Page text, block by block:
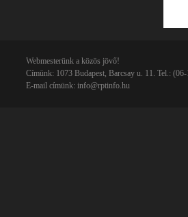
Webmesterünk a közös jövő!
Címünk: 1073 Budapest, Barcsay u. 11. Tel.:
E-mail címünk: info@rptinfo.hu